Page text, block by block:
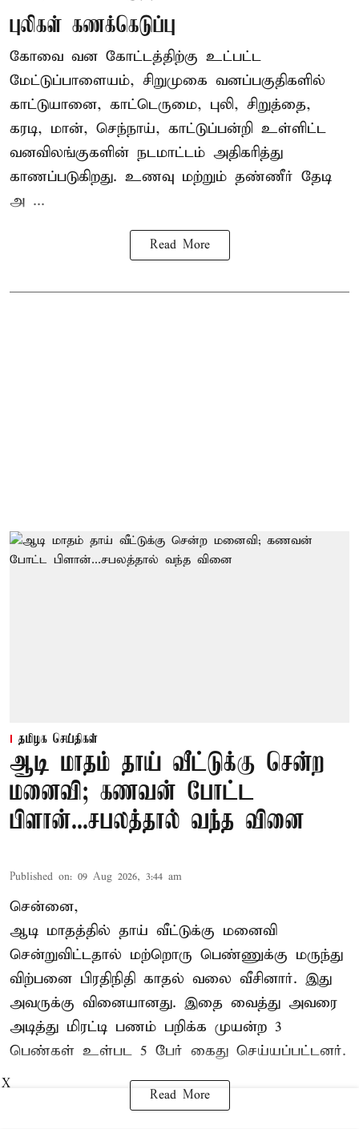
புலிகள் கணக்கெடுப்பு
கோவை வன கோட்டத்திற்கு உட்பட்ட
மேட்டுப்பாளையம், சிறுமுகை வனப்பகுதிகளில்
காட்டுயானை, காட்டெருமை, புலி, சிறுத்தை,
கரடி, மான், செந்நாய், காட்டுப்பன்றி உள்ளிட்ட
வனவிலங்குகளின் நடமாட்டம் அதிகரித்து
காணப்படுகிறது. உணவு மற்றும் தண்ணீர் தேடி
அ ...
Read More
தமிழக செய்திகள்
ஆடி மாதம் தாய் வீட்டுக்கு சென்ற
மனைவி; கணவன் போட்ட
பிளான்...சபலத்தால் வந்த வினை
Published on: 09 Aug 2026, 3:44 am
சென்னை,
ஆடி மாதத்தில் தாய் வீட்டுக்கு மனைவி
சென்றுவிட்டதால் மற்றொரு பெண்ணுக்கு மருந்து
விற்பனை பிரதிநிதி காதல் வலை வீசினார். இது
அவருக்கு வினையானது. இதை வைத்து அவரை
அடித்து மிரட்டி பணம் பறிக்க முயன்ற 3
பெண்கள் உள்பட 5 பேர் கைது செய்யப்பட்டனர்.
Read More
X